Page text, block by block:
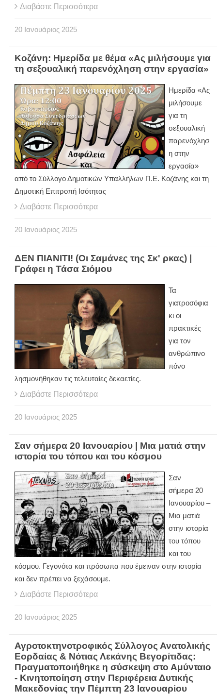
Διαβάστε Περισσότερα
20 Ιανουάριος 2025
Κοζάνη: Ημερίδα με θέμα «Ας μιλήσουμε για
τη σεξουαλική παρενόχληση στην εργασία»
Ημερίδα «Ας
μιλήσουμε
για τη
σεξουαλική
παρενόχλησ
η στην
εργασία»
από το Σύλλογο Δημοτικών Υπαλλήλων Π.Ε. Κοζάνης και τη
Δημοτική Επιτροπή Ισότητας
Διαβάστε Περισσότερα
20 Ιανουάριος 2025
ΔΕΝ ΠΙΑΝΙΤΙ! (Οι Σαμάνες της Σκ' ρκας) |
Γράφει η Τάσα Σιόμου
Τα
γιατροσόφια
κι οι
πρακτικές
για τον
ανθρώπινο
πόνο
λησμονήθηκαν τις τελευταίες δεκαετίες.
Διαβάστε Περισσότερα
20 Ιανουάριος 2025
Σαν σήμερα 20 Ιανουαρίου | Μια ματιά στην
ιστορία του τόπου και του κόσμου
Σαν
σήμερα 20
Ιανουαρίου –
Μια ματιά
στην ιστορία
του τόπου
και του
κόσμου. Γεγονότα και πρόσωπα που έμειναν στην ιστορία
και δεν πρέπει να ξεχάσουμε.
Διαβάστε Περισσότερα
20 Ιανουάριος 2025
Αγροτοκτηνοτροφικός Σύλλογος Ανατολικής
Εορδαίας & Νότιας Λεκάνης Βεγορίτιδας:
Πραγματοποιήθηκε η σύσκεψη στο Αμύνταιο
- Κινητοποίηση στην Περιφέρεια Δυτικής
Μακεδονίας την Πέμπτη 23 Ιανουαρίου